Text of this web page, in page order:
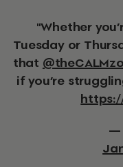
"Whether you’re having a Blue Monday,
Tuesday or
that
if you’re
—